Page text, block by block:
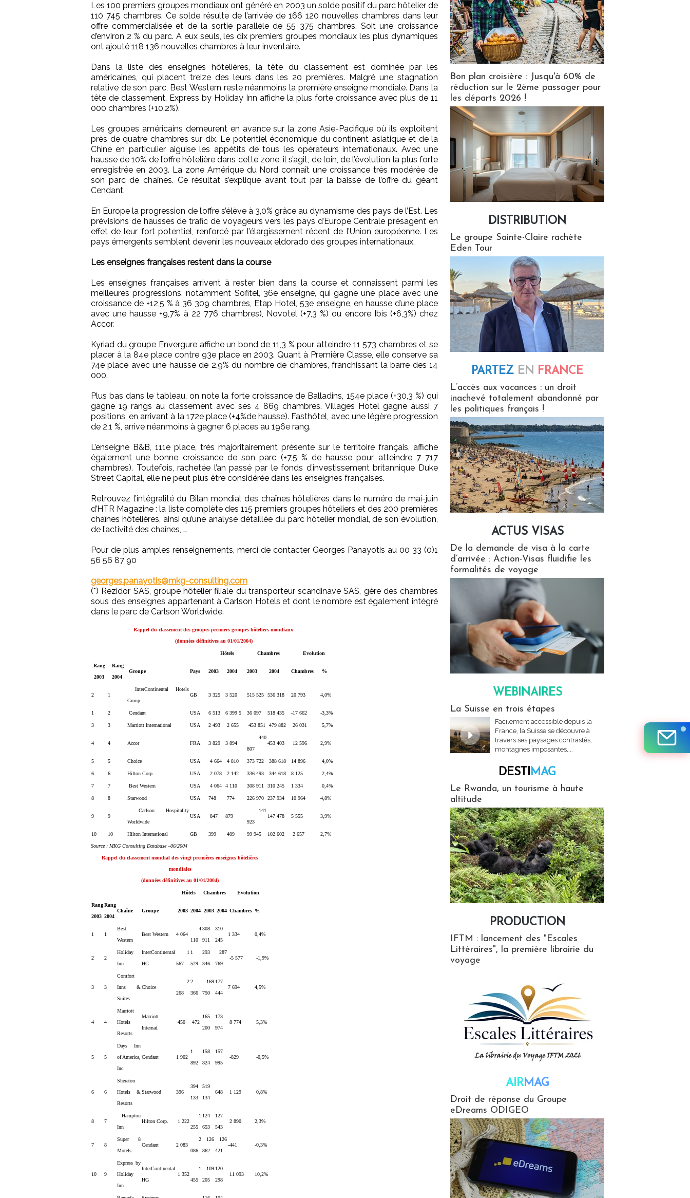
Les 100 premiers groupes mondiaux ont généré en 2003 un solde positif du parc hôtelier de
110 745 chambres. Ce solde résulte de l’arrivée de 166 120 nouvelles chambres dans leur
offre commercialisée et de la sortie parallèle de 55 375 chambres. Soit une croissance
d’environ 2 % du parc. A eux seuls, les dix premiers groupes mondiaux les plus dynamiques
ont ajouté 118 136 nouvelles chambres à leur inventaire.
Dans la liste des enseignes hôtelières, la tête du classement est dominée par les
américaines, qui placent treize des leurs dans les 20 premières. Malgré une stagnation
relative de son parc, Best Western reste néanmoins la première enseigne mondiale. Dans la
tête de classement, Express by Holiday Inn affiche la plus forte croissance avec plus de 11
000 chambres (+10,2%).
Les groupes américains demeurent en avance sur la zone Asie-Pacifique où ils exploitent
près de quatre chambres sur dix. Le potentiel économique du continent asiatique et de la
Chine en particulier aiguise les appétits de tous les opérateurs internationaux. Avec une
hausse de 10% de l’offre hôtelière dans cette zone, il s’agit, de loin, de l’évolution la plus forte
enregistrée en 2003. La zone Amérique du Nord connaît une croissance très modérée de
son parc de chaînes. Ce résultat s’explique avant tout par la baisse de l’offre du géant
Cendant.
En Europe la progression de l’offre s’élève à 3,0% grâce au dynamisme des pays de l’Est. Les
prévisions de hausses de trafic de voyageurs vers les pays d’Europe Centrale présagent en
effet de leur fort potentiel, renforcé par l’élargissement récent de l’Union européenne. Les
pays émergents semblent devenir les nouveaux eldorado des groupes internationaux.
Les enseignes françaises restent dans la course
Les enseignes françaises arrivent à rester bien dans la course et connaissent parmi les
meilleures progressions, notamment Sofitel, 36e enseigne, qui gagne une place avec une
croissance de +12,5 % à 36 309 chambres, Etap Hotel, 53e enseigne, en hausse d’une place
avec une hausse +9,7% à 22 776 chambres), Novotel (+7,3 %) ou encore Ibis (+6,3%) chez
Accor.
Kyriad du groupe Envergure affiche un bond de 11,3 % pour atteindre 11 573 chambres et se
placer à la 84e place contre 93e place en 2003. Quant à Première Classe, elle conserve sa
74e place avec une hausse de 2,9% du nombre de chambres, franchissant la barre des 14
000.
Plus bas dans le tableau, on note la forte croissance de Balladins, 154e place (+30,3 %) qui
gagne 19 rangs au classement avec ses 4 869 chambres. Villages Hotel gagne aussi 7
positions, en arrivant à la 172e place (+4%de hausse). Fasthôtel, avec une légère progression
de 2,1 %, arrive néanmoins à gagner 6 places au 196e rang.
L’enseigne B&B, 111e place, très majoritairement présente sur le territoire français, affiche
également une bonne croissance de son parc (+7,5 % de hausse pour atteindre 7 717
chambres). Toutefois, rachetée l’an passé par le fonds d’investissement britannique Duke
Street Capital, elle ne peut plus être considérée dans les enseignes françaises.
Retrouvez l’intégralité du Bilan mondial des chaînes hôtelières dans le numéro de mai-juin
d’HTR Magazine : la liste complète des 115 premiers groupes hôteliers et des 200 premières
chaînes hôtelières, ainsi qu’une analyse détaillée du parc hôtelier mondial, de son évolution,
de l’activité des chaînes, …
Pour de plus amples renseignements, merci de contacter Georges Panayotis au 00 33 (0)1
56 56 87 90
georges.panayotis@mkg-consulting.com
(*) Rezidor SAS, groupe hôtelier filiale du transporteur scandinave SAS, gère des chambres
sous des enseignes appartenant à Carlson Hotels et dont le nombre est également intégré
dans le parc de Carlson Worldwide.
Rappel du classement des groupes premiers groupes hôteliers mondiaux
(données définitives au 01/01/2004)
Hôtels Chambres Evolution
Rang
2003
Rang
2004
Groupe Pays 2003 2004 2003 2004 Chambres %
2 1
InterContinental Hotels
Group
GB 3 325 3 520 515 525 536 318 20 793 4,0%
1 2 Cendant USA 6 513 6 399 5 36 097 518 435 -17 662 -3,3%
3 3 Marriott International USA 2 493 2 655 453 851 479 882 26 031 5,7%
4 4 Accor FRA 3 829 3 894
440
807
453 403 12 596 2,9%
5 5 Choice USA 4 664 4 810 373 722 388 618 14 896 4,0%
6 6 Hilton Corp. USA 2 078 2 142 336 493 344 618 8 125 2,4%
7 7 Best Western USA 4 064 4 110 308 911 310 245 1 334 0,4%
8 8 Starwood USA 748 774 226 970 237 934 10 964 4,8%
9 9
Carlson Hospitality
Worldwide
USA 847 879
141
923
147 478 5 555 3,9%
10 10 Hilton International GB 399 409 99 945 102 602 2 657 2,7%
Source : MKG Consulting Database –06/2004
Rappel du classement mondial des vingt premières enseignes hôtelières
mondiales
(données définitives au 01/01/2004)
Hôtels Chambres Evolution
Rang
2003
Rang
2004
Chaîne Groupe 2003 2004 2003 2004 Chambres %
1 1
Best
Western
Best Western 4 064
4
110
308
911
310
245
1 334 0,4%
2 2
Holiday
Inn
InterContinental
HG
1
567
1
529
293
346
287
769
-5 577 -1,9%
3 3
Comfort
Inns &
Suites
Choice
2
268
2
366
169
750
177
444
7 694 4,5%
4 4
Marriott
Hotels
Resorts
Marriott
Internat.
450 472
165
200
173
974
8 774 5,3%
5 5
Days Inn
of America,
Inc.
Cendant 1 902
1
892
158
824
157
995
-829 -0,5%
6 6
Sheraton
Hotels &
Resorts
Starwood 396
394
133
519
134
648 1 129 0,8%
8 7
Hampton
Inn
Hilton Corp. 1 222
1
255
124
653
127
543
2 890 2,3%
7 8
Super 8
Motels
Cendant 2 083
2
086
126
862
126
421
-441 -0,3%
10 9
Express by
Holiday
Inn
InterContinental
HG
1 352
1
455
109
205
120
298
11 093 10,2%
Bon plan croisière : Jusqu'à 60% de
réduction sur le 2ème passager pour
les départs 2026 !
DISTRIBUTION
Le groupe Sainte-Claire rachète
Eden Tour
PARTEZ EN FRANCE
L’accès aux vacances : un droit
inachevé totalement abandonné par
les politiques français !
ACTUS VISAS
De la demande de visa à la carte
d’arrivée : Action-Visas fluidifie les
formalités de voyage
WEBINAIRES
La Suisse en trois étapes
Facilement accessible depuis la
France, la Suisse se découvre à
travers ses paysages contrastés,
montagnes imposantes,...
DESTIMAG
Le Rwanda, un tourisme à haute
altitude
PRODUCTION
IFTM : lancement des "Escales
Littéraires", la première librairie du
voyage
AIRMAG
Droit de réponse du Groupe
eDreams ODIGEO